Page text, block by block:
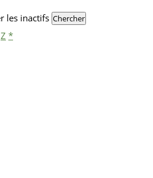
les inactifs